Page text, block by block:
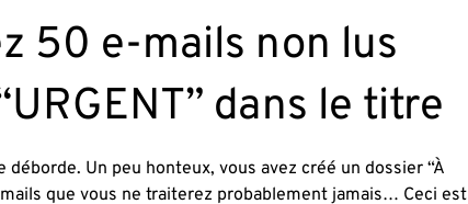
50 e-mails non lus
dans le titre
Un peu honteux, vous avez créé un dossier “À
que vous ne traiterez probablement jamais… Ceci est